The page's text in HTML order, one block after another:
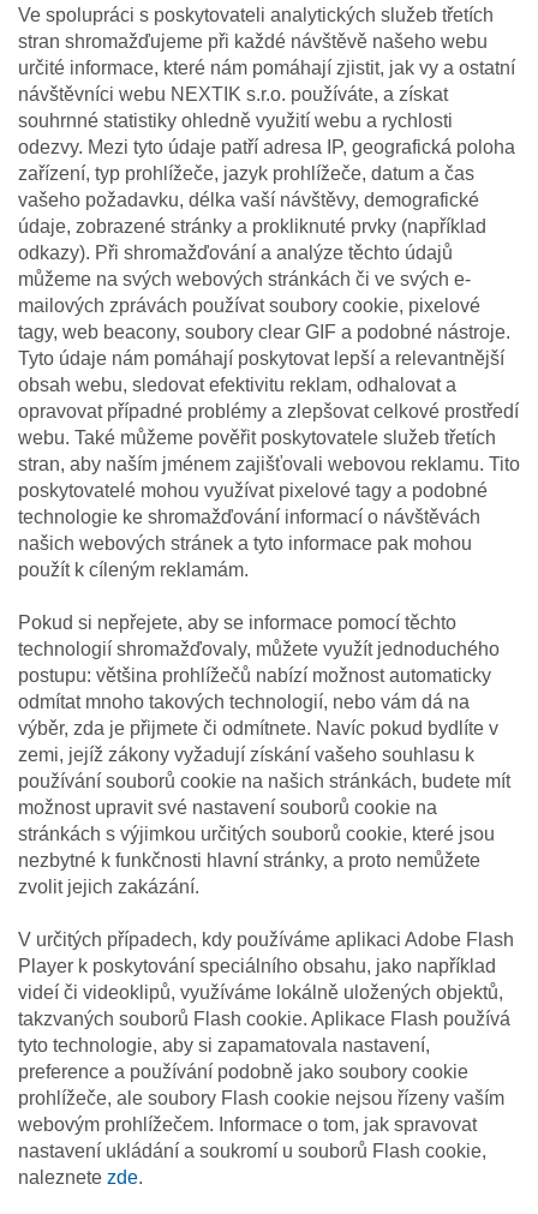
Ve spolupráci s poskytovateli analytických služeb třetích
stran shromažďujeme při každé návštěvě našeho webu
určité informace, které nám pomáhají zjistit, jak vy a ostatní
návštěvníci webu NEXTIK s.r.o. používáte, a získat
souhrnné statistiky ohledně využití webu a rychlosti
odezvy. Mezi tyto údaje patří adresa IP, geografická poloha
zařízení, typ prohlížeče, jazyk prohlížeče, datum a čas
vašeho požadavku, délka vaší návštěvy, demografické
údaje, zobrazené stránky a prokliknuté prvky (například
odkazy). Při shromažďování a analýze těchto údajů
můžeme na svých webových stránkách či ve svých e-
mailových zprávách používat soubory cookie, pixelové
tagy, web beacony, soubory clear GIF a podobné nástroje.
Tyto údaje nám pomáhají poskytovat lepší a relevantnější
obsah webu, sledovat efektivitu reklam, odhalovat a
opravovat případné problémy a zlepšovat celkové prostředí
webu. Také můžeme pověřit poskytovatele služeb třetích
stran, aby naším jménem zajišťovali webovou reklamu. Tito
poskytovatelé mohou využívat pixelové tagy a podobné
technologie ke shromažďování informací o návštěvách
našich webových stránek a tyto informace pak mohou
použít k cíleným reklamám.
Pokud si nepřejete, aby se informace pomocí těchto
technologií shromažďovaly, můžete využít jednoduchého
postupu: většina prohlížečů nabízí možnost automaticky
odmítat mnoho takových technologií, nebo vám dá na
výběr, zda je přijmete či odmítnete. Navíc pokud bydlíte v
zemi, jejíž zákony vyžadují získání vašeho souhlasu k
používání souborů cookie na našich stránkách, budete mít
možnost upravit své nastavení souborů cookie na
stránkách s výjimkou určitých souborů cookie, které jsou
nezbytné k funkčnosti hlavní stránky, a proto nemůžete
zvolit jejich zakázání.
V určitých případech, kdy používáme aplikaci Adobe Flash
Player k poskytování speciálního obsahu, jako například
videí či videoklipů, využíváme lokálně uložených objektů,
takzvaných souborů Flash cookie. Aplikace Flash používá
tyto technologie, aby si zapamatovala nastavení,
preference a používání podobně jako soubory cookie
prohlížeče, ale soubory Flash cookie nejsou řízeny vaším
webovým prohlížečem. Informace o tom, jak spravovat
nastavení ukládání a soukromí u souborů Flash cookie,
naleznete zde.